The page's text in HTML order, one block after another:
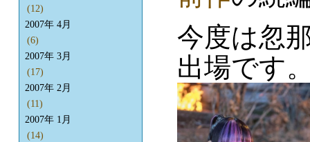
今度は忽
出場です
(12)
2007年 4月
(6)
2007年 3月
(17)
2007年 2月
(11)
2007年 1月
(14)